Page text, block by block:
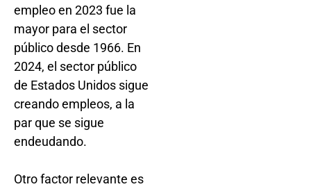
empleo en 2023 fue la
mayor para el sector
público desde 1966. En
2024, el sector público
de Estados Unidos sigue
creando empleos, a la
par que se sigue
endeudando.
Otro factor relevante es